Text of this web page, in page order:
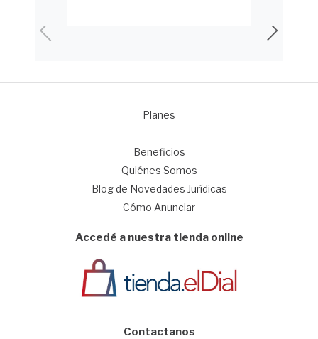
Planes
Beneficios
Quiénes Somos
Blog de Novedades Jurídicas
Cómo Anunciar
Accedé a nuestra tienda online
Contactanos